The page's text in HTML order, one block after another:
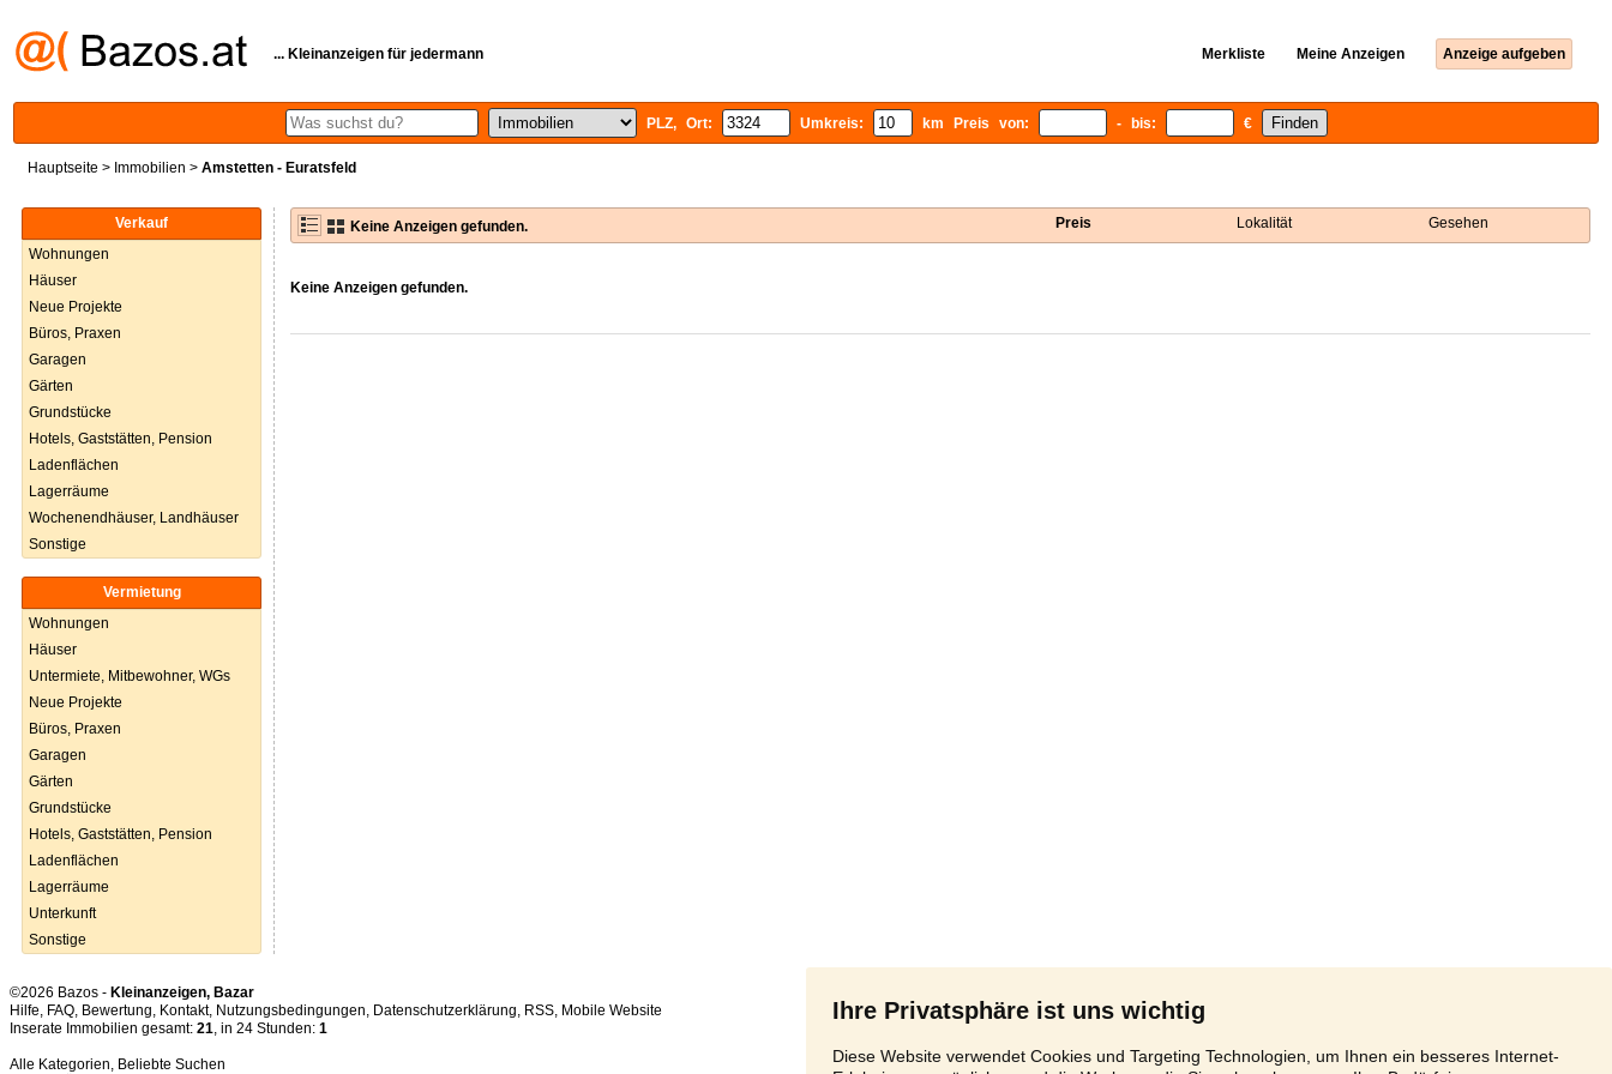
Ihre Privatsphäre ist uns wichtig
Diese Website verwendet Cookies und Targeting Technologien, um Ihnen ein besseres Internet-
... Kleinanzeigen für jedermann Merkliste Meine Anzeigen Anzeige aufgeben
PLZ, Ort: Umkreis: km Preis von: - bis: €
Hauptseite > Immobilien > Amstetten - Euratsfeld
Verkauf
Wohnungen
Häuser
Neue Projekte
Büros, Praxen
Garagen
Gärten
Grundstücke
Hotels, Gaststätten, Pension
Ladenflächen
Lagerräume
Wochenendhäuser, Landhäuser
Sonstige
Vermietung
Wohnungen
Häuser
Untermiete, Mitbewohner, WGs
Neue Projekte
Büros, Praxen
Garagen
Gärten
Grundstücke
Hotels, Gaststätten, Pension
Ladenflächen
Lagerräume
Unterkunft
Sonstige
Keine Anzeigen gefunden. Preis Lokalität Gesehen
Keine Anzeigen gefunden.
©2026 Bazos - Kleinanzeigen, Bazar
Hilfe, FAQ, Bewertung, Kontakt, Nutzungsbedingungen, Datenschutzerklärung, RSS,
Inserate Immobilien gesamt: 21, in 24 Stunden: 1
Alle Kategorien, Beliebte Suchen